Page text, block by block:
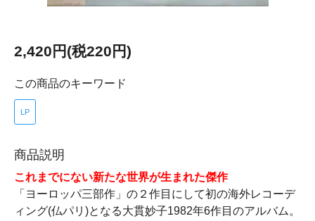
2,420円(税220円)
この商品のキーワード
LP
商品説明
これまでにない新たな世界が生まれた傑作
「ヨーロッパ三部作」の２作目にして初の海外レコーデ
ィング(仏パリ)となる大貫妙子1982年6作目のアルバム。